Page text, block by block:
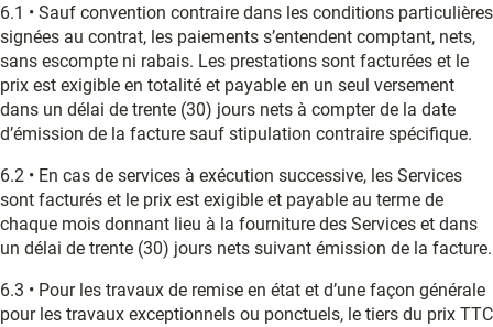
6.1 • Sauf convention contraire dans les conditions particulières
signées au contrat, les paiements s’entendent comptant, nets,
sans escompte ni rabais. Les prestations sont facturées et le
prix est exigible en totalité et payable en un seul versement
dans un délai de trente (30) jours nets à compter de la date
d’émission de la facture sauf stipulation contraire spécifique.
6.2 • En cas de services à exécution successive, les Services
sont facturés et le prix est exigible et payable au terme de
chaque mois donnant lieu à la fourniture des Services et dans
un délai de trente (30) jours nets suivant émission de la facture.
6.3 • Pour les travaux de remise en état et d’une façon générale
pour les travaux exceptionnels ou ponctuels, le tiers du prix TTC